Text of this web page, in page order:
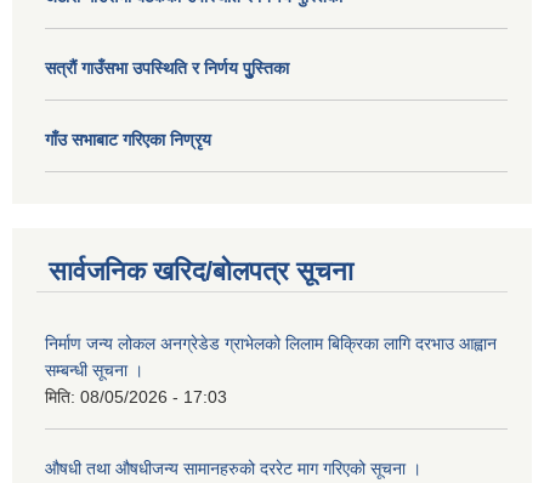
सत्राैं गाउँसभा उपस्थिति र निर्णय पुु्स्तिका
गाँउ सभाबाट गरिएका निण्रृय
सार्वजनिक खरिद/बोलपत्र सूचना
निर्माण जन्य लोकल अनग्रेडेड ग्राभेलको लिलाम बिक्रिका लागि दरभाउ आह्वान
सम्बन्धी सूचना ।
मिति: 08/05/2026 - 17:03
औषधी तथा औषधीजन्य सामानहरुको दररेट माग गरिएको सूचना ।